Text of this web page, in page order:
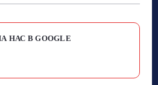
НАС В GOOGLE